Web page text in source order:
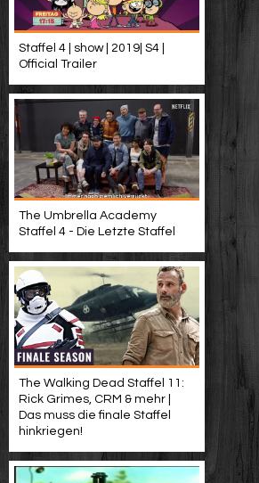
Staffel 4 | show | 2019| S4 |
Official Trailer
The Umbrella Academy
Staffel 4 - Die Letzte Staffel
The Walking Dead Staffel 11:
Rick Grimes, CRM & mehr |
Das muss die finale Staffel
hinkriegen!